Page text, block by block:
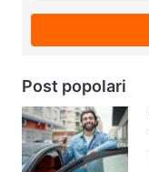
Post popolari